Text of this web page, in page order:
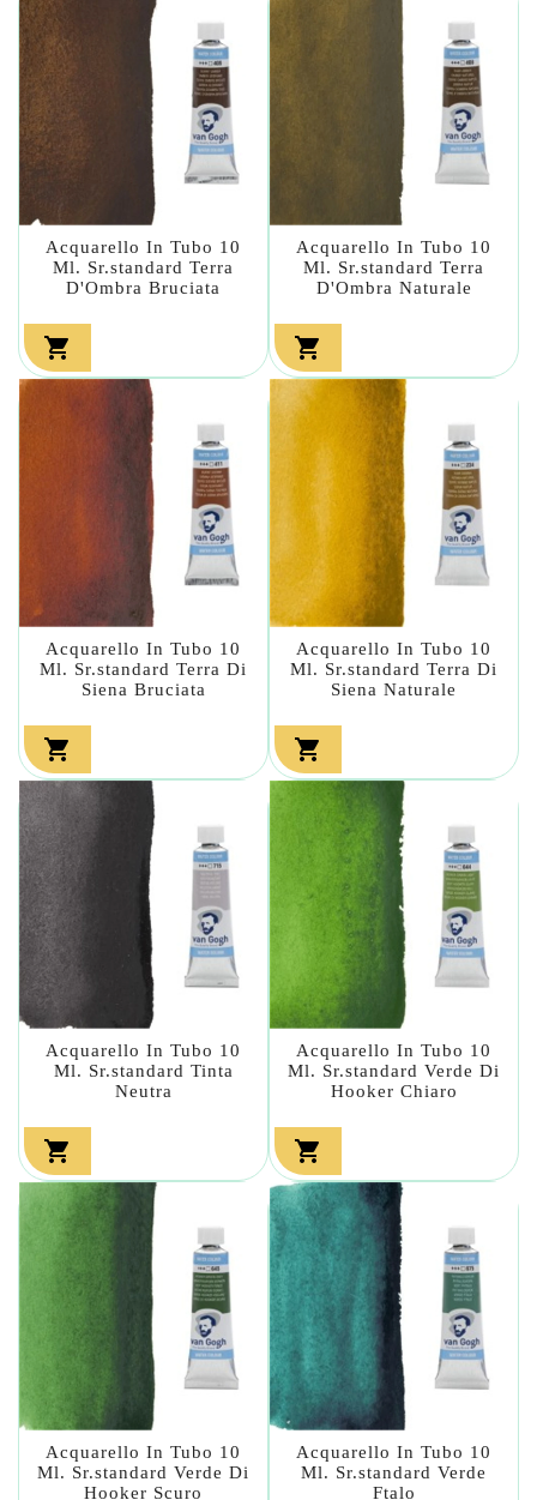
Acquarello In Tubo 10
Ml. Sr.standard Terra
D'Ombra Bruciata

Acquarello In Tubo 10
Ml. Sr.standard Terra
D'Ombra Naturale

Acquarello In Tubo 10
Ml. Sr.standard Terra Di
Siena Bruciata

Acquarello In Tubo 10
Ml. Sr.standard Terra Di
Siena Naturale

Acquarello In Tubo 10
Ml. Sr.standard Tinta
Neutra

Acquarello In Tubo 10
Ml. Sr.standard Verde Di
Hooker Chiaro

Acquarello In Tubo 10
Ml. Sr.standard Verde Di
Hooker Scuro
Acquarello In Tubo 10
Ml. Sr.standard Verde
Ftalo